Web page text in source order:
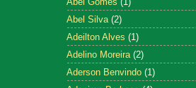
Abel Silva (2)
Adeilton Alves (1)
Adelino Moreira (2)
Aderson Benvindo (1)